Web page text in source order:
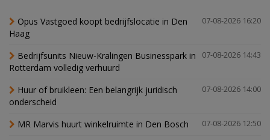
07-08-2026 16:20
Opus Vastgoed koopt bedrijfslocatie in Den
Haag
07-08-2026 14:43
Bedrijfsunits Nieuw-Kralingen Businesspark in
Rotterdam volledig verhuurd
07-08-2026 14:00
Huur of bruikleen: Een belangrijk juridisch
onderscheid
07-08-2026 12:50
MR Marvis huurt winkelruimte in Den Bosch